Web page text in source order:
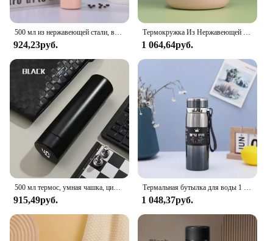
500 мл из нержавеющей стали, вакуумная изоляция, чашка для пары, офисная колба, подарочный набор, уличный термос с горячей водой, деловой стиль, термос
924,23руб.
Термокружка Из Нержавеющей Стали, 280 мл, 304
1 064,64руб.
500 мл термос, умная чашка, цифровая чашка с дисплеем температуры, нержавеющая сталь 304, интеллектуальная кофейная чашка с вакуумной изоляцией
915,49руб.
Термальная бутылка для воды 1 л, бутылка для холодной и горячей воды, термос для воды, чая, кофе, термос из нержавеющей стали, термос
1 048,37руб.